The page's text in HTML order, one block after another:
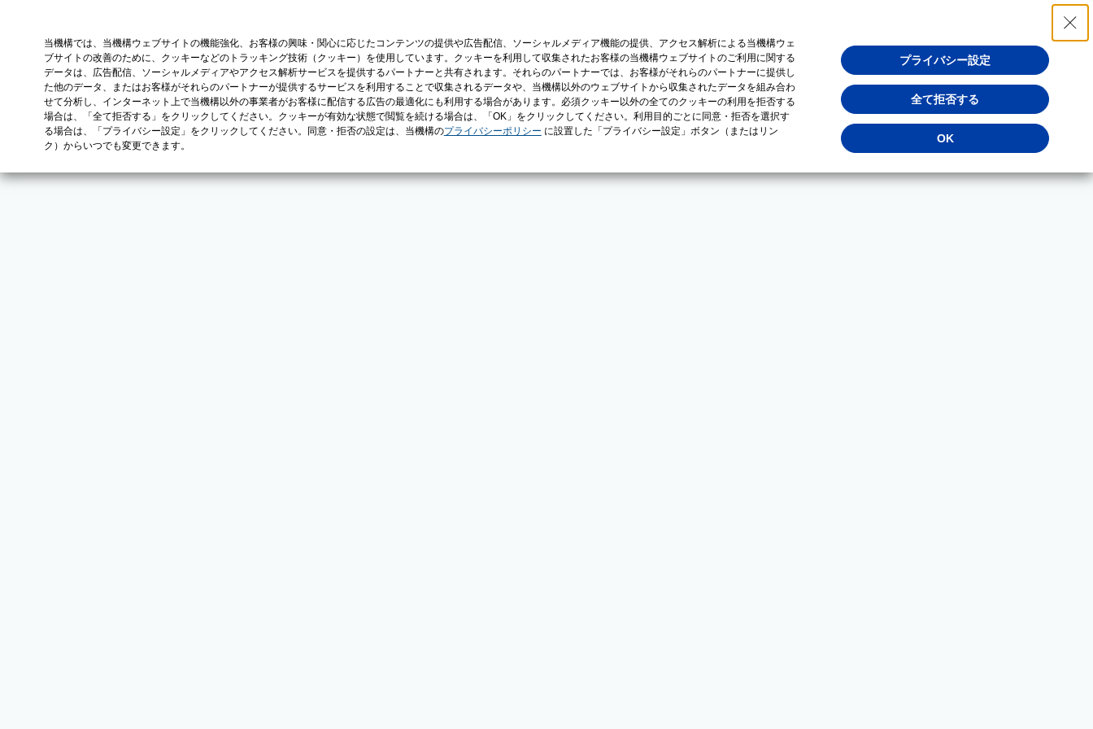
当機構では、当機構ウェブサイトの機能強化、お客様の興味・関心に応じたコンテンツの提供や広告配信、ソーシャルメディア機能の提供、アクセス解析による当機構ウェ
ブサイトの改善のために、クッキーなどのトラッキング技術（クッキー）を使用しています。クッキーを利用して収集されたお客様の当機構ウェブサイトのご利用に関する
データは、広告配信、ソーシャルメディアやアクセス解析サービスを提供するパートナーと共有されます。それらのパートナーでは、お客様がそれらのパートナーに提供し
た他のデータ、またはお客様がそれらのパートナーが提供するサービスを利用することで収集されるデータや、当機構以外のウェブサイトから収集されたデータを組み合わ
せて分析し、インターネット上で当機構以外の事業者がお客様に配信する広告の最適化にも利用する場合があります。必須クッキー以外の全てのクッキーの利用を拒否する
場合は、「全て拒否する」をクリックしてください。クッキーが有効な状態で閲覧を続ける場合は、「OK」をクリックしてください。利用目的ごとに同意・拒否を選択す
る場合は、「プライバシー設定」をクリックしてください。同意・拒否の設定は、当機構のプライバシーポリシー に設置した「プライバシー設定」ボタン（またはリン
ク）からいつでも変更できます。
プライバシー設定
全て拒否する
OK